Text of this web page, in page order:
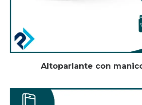
Altoparlante con